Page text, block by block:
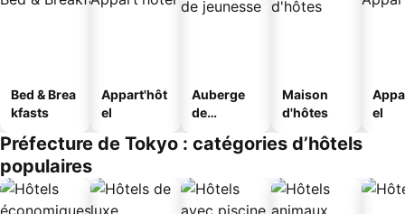
Bed & Brea
kfasts
Appart'hôt
el
Auberge
de
Maison
d'hôtes
el
Préfecture de Tokyo : catégories d’hôtels
populaires